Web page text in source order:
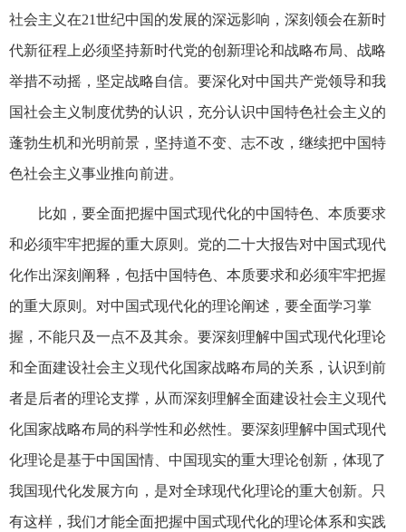
社会主义在21世纪中国的发展的深远影响，深刻领会在新时
代新征程上必须坚持新时代党的创新理论和战略布局、战略
举措不动摇，坚定战略自信。要深化对中国共产党领导和我
国社会主义制度优势的认识，充分认识中国特色社会主义的
蓬勃生机和光明前景，坚持道不变、志不改，继续把中国特
色社会主义事业推向前进。
比如，要全面把握中国式现代化的中国特色、本质要求
和必须牢牢把握的重大原则。党的二十大报告对中国式现代
化作出深刻阐释，包括中国特色、本质要求和必须牢牢把握
的重大原则。对中国式现代化的理论阐述，要全面学习掌
握，不能只及一点不及其余。要深刻理解中国式现代化理论
和全面建设社会主义现代化国家战略布局的关系，认识到前
者是后者的理论支撑，从而深刻理解全面建设社会主义现代
化国家战略布局的科学性和必然性。要深刻理解中国式现代
化理论是基于中国国情、中国现实的重大理论创新，体现了
我国现代化发展方向，是对全球现代化理论的重大创新。只
有这样，我们才能全面把握中国式现代化的理论体系和实践